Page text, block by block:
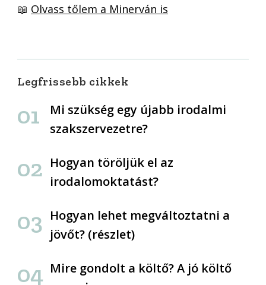
📖 Olvass tőlem a Minerván is
Legfrissebb cikkek
Mi szükség egy újabb irodalmi
szakszervezetre?
Hogyan töröljük el az
irodalomoktatást?
Hogyan lehet megváltoztatni a
jövőt? (részlet)
Mire gondolt a költő? A jó költő